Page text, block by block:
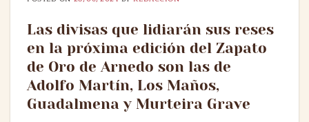
Las divisas que lidiarán sus reses
en la próxima edición del Zapato
de Oro de Arnedo son las de
Adolfo Martín, Los Maños,
Guadalmena y Murteira Grave